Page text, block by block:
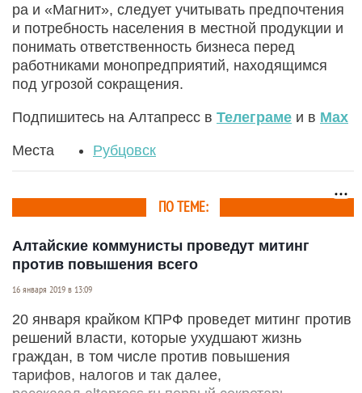
ра и «Магнит», следует учитывать предпочтения
и потребность населения в местной продукции и
понимать ответственность бизнеса перед
работниками монопредприятий, находящимся
под угрозой сокращения.
Подпишитесь на Алтапресс в Телеграме и в Max
Места Рубцовск
ПО ТЕМЕ:
Алтайские коммунисты проведут митинг
против повышения всего
16 января 2019 в 13:09
20 января крайком КПРФ проведет митинг против
решений власти, которые ухудшают жизнь
граждан, в том числе против повышения
тарифов, налогов и так далее,